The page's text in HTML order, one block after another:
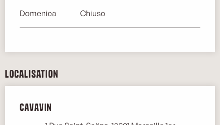
Domenica Chiuso
Localisation
Cavavin